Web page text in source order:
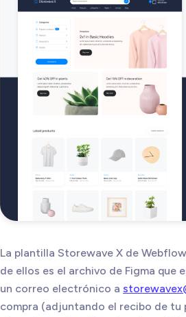
La plantilla Storewave X de
de ellos es el archivo de Figma que
un correo electrónico a
compra (adjuntando el recibo de tu